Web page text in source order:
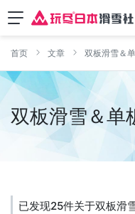
首页 文章 双板滑雪＆
双板滑雪＆单
已发现25件关于双板滑